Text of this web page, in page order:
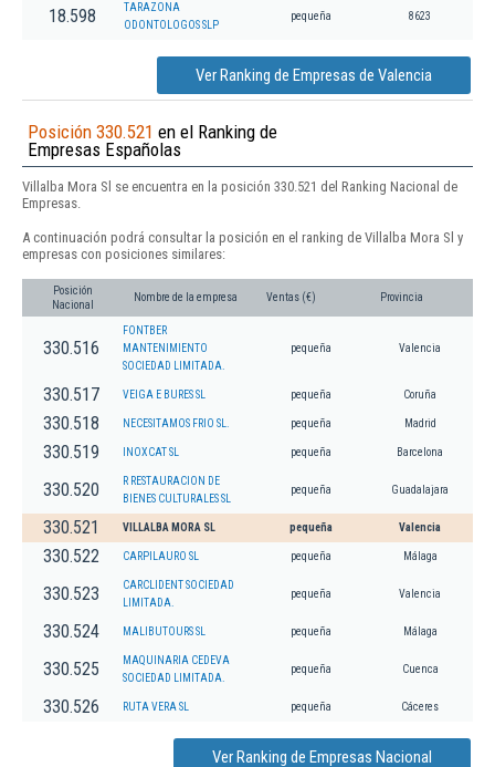
18.598
TARAZONA
ODONTOLOGOS SLP
pequeña 8623
Ver Ranking de Empresas de Valencia
Posición 330.521 en el Ranking de
Empresas Españolas
Villalba Mora Sl se encuentra en la posición 330.521 del Ranking Nacional de
Empresas.
A continuación podrá consultar la posición en el ranking de Villalba Mora Sl y
empresas con posiciones similares:
Posición
Nacional
Nombre de la empresa Ventas (€) Provincia
330.516
FONTBER
MANTENIMIENTO
SOCIEDAD LIMITADA.
pequeña Valencia
330.517 VEIGA E BURES SL pequeña Coruña
330.518 NECESITAMOS FRIO SL. pequeña Madrid
330.519 INOXCAT SL pequeña Barcelona
330.520
R RESTAURACION DE
BIENES CULTURALES SL
pequeña Guadalajara
330.521 VILLALBA MORA SL pequeña Valencia
330.522 CARPILAURO SL pequeña Málaga
330.523
CARCLIDENT SOCIEDAD
LIMITADA.
pequeña Valencia
330.524 MALIBUTOURS SL pequeña Málaga
330.525
MAQUINARIA CEDEVA
SOCIEDAD LIMITADA.
pequeña Cuenca
330.526 RUTA VERA SL pequeña Cáceres
Ver Ranking de Empresas Nacional